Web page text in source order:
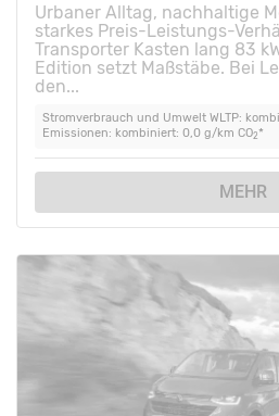
Urbaner Alltag, nachhaltige
starkes Preis-Leistungs-
Transporter Kasten lang 83
Edition setzt Maßstäbe. Bei
den...
Stromverbrauch und Umwelt WLTP:
Emissionen: kombiniert: 0,0 g/km CO2*
MEHR